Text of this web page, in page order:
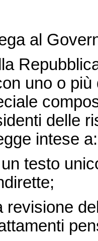
al
uno o
delle
intese a:
testo